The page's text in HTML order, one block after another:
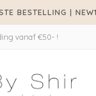
BESTELLING |
vanaf €50- !